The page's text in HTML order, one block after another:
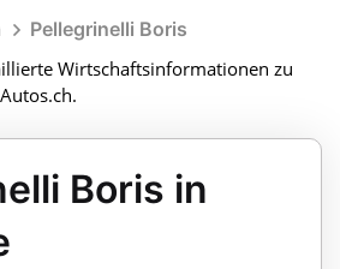
Pellegrinelli Boris
Wirtschaftsinformationen zu
Boris in